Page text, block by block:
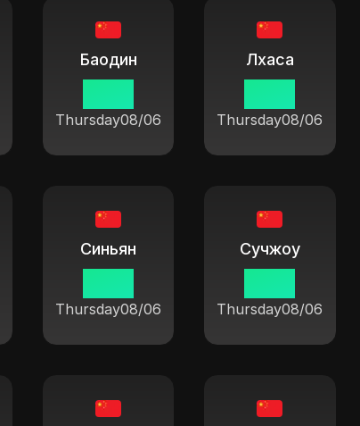
Баодин
Thursday08/06
Лхаса
Thursday08/06
Синьян
Thursday08/06
Сучжоу
Thursday08/06